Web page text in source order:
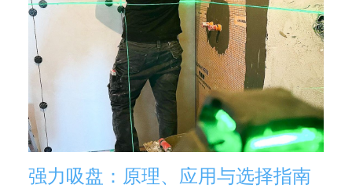
强力吸盘：原理、应用与选择指南